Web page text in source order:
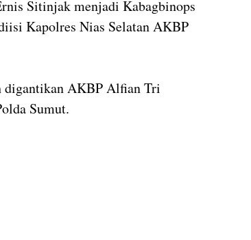
Sitinjak menjadi Kabagbinops
Kapolres Nias Selatan AKBP
digantikan AKBP Alfian Tri
Sumut.